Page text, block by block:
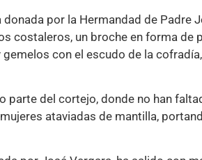
por la Hermandad de Padre
costaleros, un broche en forma de
con el escudo de la
parte del cortejo, donde no han
ataviadas de mantilla,